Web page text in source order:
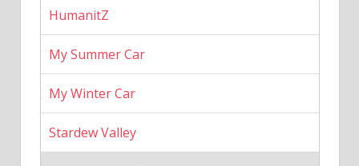
HumanitZ
My Summer Car
My Winter Car
Stardew Valley